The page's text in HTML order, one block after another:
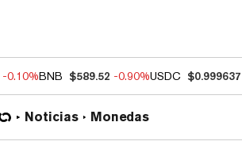
-0.10%BNB $589.52 -0.90%USDC $0.999637
Noticias Monedas